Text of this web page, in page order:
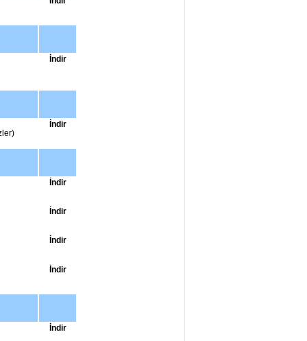
İndir
İndir
İndir
İndir
İndir
İndir
İndir